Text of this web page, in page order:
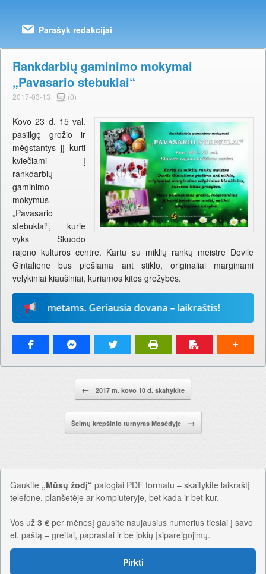
Parašyk redakcijai
Rankdarbių gaminimo mokymai
„Pavasario stebuklai“
2017-03-13 | (0)
Kovo 23 d. 15 val.
pasiilgę grožio ir
mėgstantys jį kurti
kviečiami į
rankdarbių
gaminimo
mokymus
„Pavasario
stebuklai“, kurie
vyks Skuodo
rajono kultūros centre. Kartu su miklių rankų meistre Dovile
Gintaliene bus piešiama ant stiklo, originaliai marginami
velykiniai kiaušiniai, kuriamos kitos grožybės.
iems metams. Geriausia dovana – laikraštis!
← 2017 m. kovo 10 d. skaitykite
Šeimų krepšinio turnyras Mosėdyje →
Gaukite „Mūsų žodį“ patogiai PDF formatu – skaitykite laikraštį
telefone, planšetėje ar kompiuteryje, bet kada ir bet kur.
Vos už 3 € per mėnesį gausite naujausius numerius tiesiai į savo
el. paštą – greitai, paprastai ir be jokių įsipareigojimų.
Pirkti